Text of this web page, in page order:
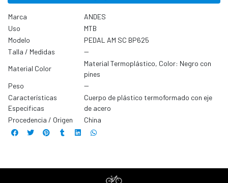
Marca
ANDES
Uso
MTB
Modelo
PEDAL AM SC BP625
Talla / Medidas
--
Material Color
Material Termoplástico, Color: Negro con
pines
Peso
--
Características
Especificas
Cuerpo de plástico termoformado con eje
de acero
Procedencia / Origen
China